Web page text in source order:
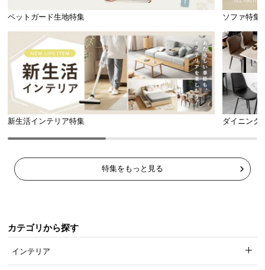
ペットガード生地特集 ソファ特集
新生活インテリア特集 ダイニング
特集をもっと見る
カテゴリから探す
インテリア